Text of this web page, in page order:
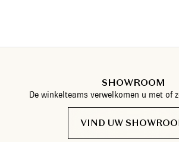
SHOWROOM
De winkelteams verwelkomen u met of
VIND UW